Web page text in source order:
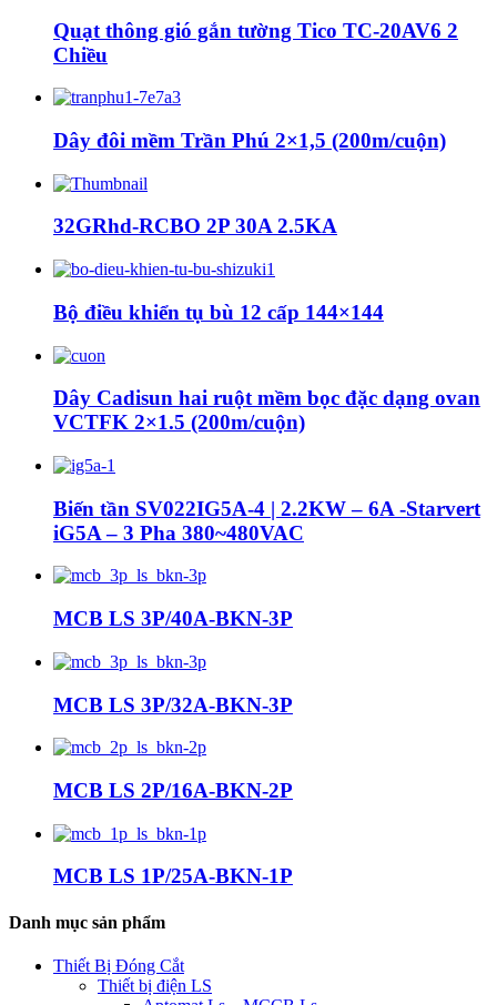
Quạt thông gió gắn tường Tico TC-20AV6 2
Chiều
Dây đôi mềm Trần Phú 2×1,5 (200m/cuộn)
32GRhd-RCBO 2P 30A 2.5KA
Bộ điều khiển tụ bù 12 cấp 144×144
Dây Cadisun hai ruột mềm bọc đặc dạng ovan
VCTFK 2×1.5 (200m/cuộn)
Biến tần SV022IG5A-4 | 2.2KW – 6A -Starvert
iG5A – 3 Pha 380~480VAC
MCB LS 3P/40A-BKN-3P
MCB LS 3P/32A-BKN-3P
MCB LS 2P/16A-BKN-2P
MCB LS 1P/25A-BKN-1P
Danh mục sản phẩm
Thiết Bị Đóng Cắt
Thiết bị điện LS